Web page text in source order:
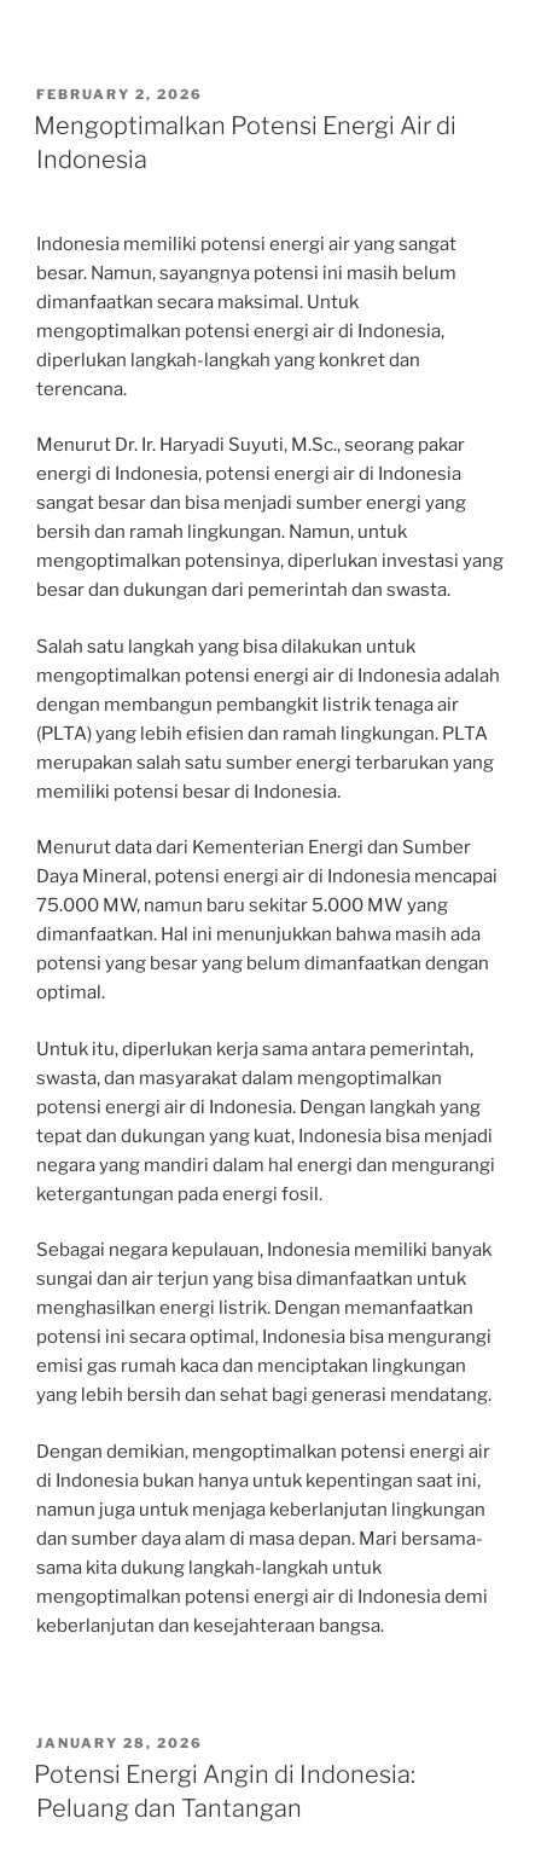
POSTED
ON
FEBRUARY 2, 2026
Mengoptimalkan Potensi Energi Air di
Indonesia
Indonesia memiliki potensi energi air yang sangat
besar. Namun, sayangnya potensi ini masih belum
dimanfaatkan secara maksimal. Untuk
mengoptimalkan potensi energi air di Indonesia,
diperlukan langkah-langkah yang konkret dan
terencana.
Menurut Dr. Ir. Haryadi Suyuti, M.Sc., seorang pakar
energi di Indonesia, potensi energi air di Indonesia
sangat besar dan bisa menjadi sumber energi yang
bersih dan ramah lingkungan. Namun, untuk
mengoptimalkan potensinya, diperlukan investasi yang
besar dan dukungan dari pemerintah dan swasta.
Salah satu langkah yang bisa dilakukan untuk
mengoptimalkan potensi energi air di Indonesia adalah
dengan membangun pembangkit listrik tenaga air
(PLTA) yang lebih efisien dan ramah lingkungan. PLTA
merupakan salah satu sumber energi terbarukan yang
memiliki potensi besar di Indonesia.
Menurut data dari Kementerian Energi dan Sumber
Daya Mineral, potensi energi air di Indonesia mencapai
75.000 MW, namun baru sekitar 5.000 MW yang
dimanfaatkan. Hal ini menunjukkan bahwa masih ada
potensi yang besar yang belum dimanfaatkan dengan
optimal.
Untuk itu, diperlukan kerja sama antara pemerintah,
swasta, dan masyarakat dalam mengoptimalkan
potensi energi air di Indonesia. Dengan langkah yang
tepat dan dukungan yang kuat, Indonesia bisa menjadi
negara yang mandiri dalam hal energi dan mengurangi
ketergantungan pada energi fosil.
Sebagai negara kepulauan, Indonesia memiliki banyak
sungai dan air terjun yang bisa dimanfaatkan untuk
menghasilkan energi listrik. Dengan memanfaatkan
potensi ini secara optimal, Indonesia bisa mengurangi
emisi gas rumah kaca dan menciptakan lingkungan
yang lebih bersih dan sehat bagi generasi mendatang.
Dengan demikian, mengoptimalkan potensi energi air
di Indonesia bukan hanya untuk kepentingan saat ini,
namun juga untuk menjaga keberlanjutan lingkungan
dan sumber daya alam di masa depan. Mari bersama-
sama kita dukung langkah-langkah untuk
mengoptimalkan potensi energi air di Indonesia demi
keberlanjutan dan kesejahteraan bangsa.
POSTED
ON
JANUARY 28, 2026
Potensi Energi Angin di Indonesia:
Peluang dan Tantangan